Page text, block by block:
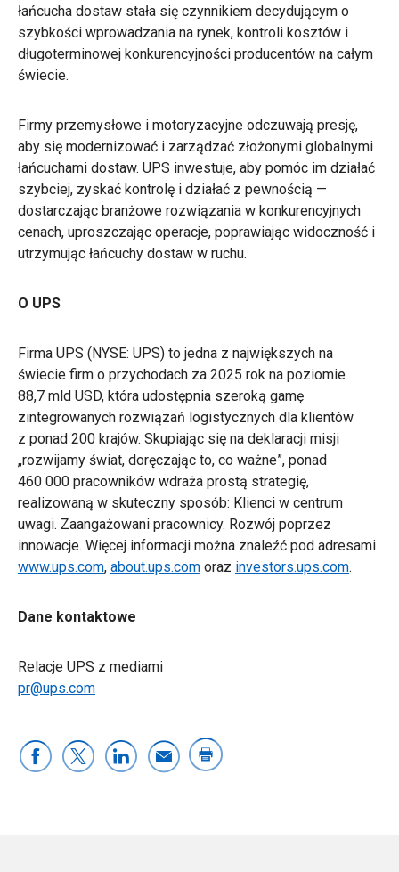
łańcucha dostaw stała się czynnikiem decydującym o
szybkości wprowadzania na rynek, kontroli kosztów i
długoterminowej konkurencyjności producentów na całym
świecie.
Firmy przemysłowe i motoryzacyjne odczuwają presję,
aby się modernizować i zarządzać złożonymi globalnymi
łańcuchami dostaw. UPS inwestuje, aby pomóc im działać
szybciej, zyskać kontrolę i działać z pewnością —
dostarczając branżowe rozwiązania w konkurencyjnych
cenach, uproszczając operacje, poprawiając widoczność i
utrzymując łańcuchy dostaw w ruchu.
O UPS
Firma UPS (NYSE: UPS) to jedna z największych na
świecie firm o przychodach za 2025 rok na poziomie
88,7 mld USD, która udostępnia szeroką gamę
zintegrowanych rozwiązań logistycznych dla klientów
z ponad 200 krajów. Skupiając się na deklaracji misji
„rozwijamy świat, doręczając to, co ważne”, ponad
460 000 pracowników wdraża prostą strategię,
realizowaną w skuteczny sposób: Klienci w centrum
uwagi. Zaangażowani pracownicy. Rozwój poprzez
innowacje. Więcej informacji można znaleźć pod adresami
www.ups.com, about.ups.com oraz investors.ups.com.
Dane kontaktowe
Relacje UPS z mediami
pr@ups.com